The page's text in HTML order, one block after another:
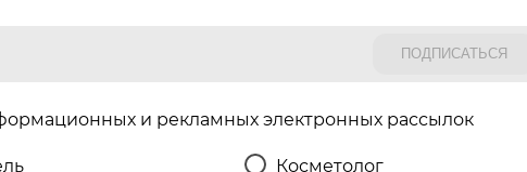
и рекламных электронных рассылок
Косметолог